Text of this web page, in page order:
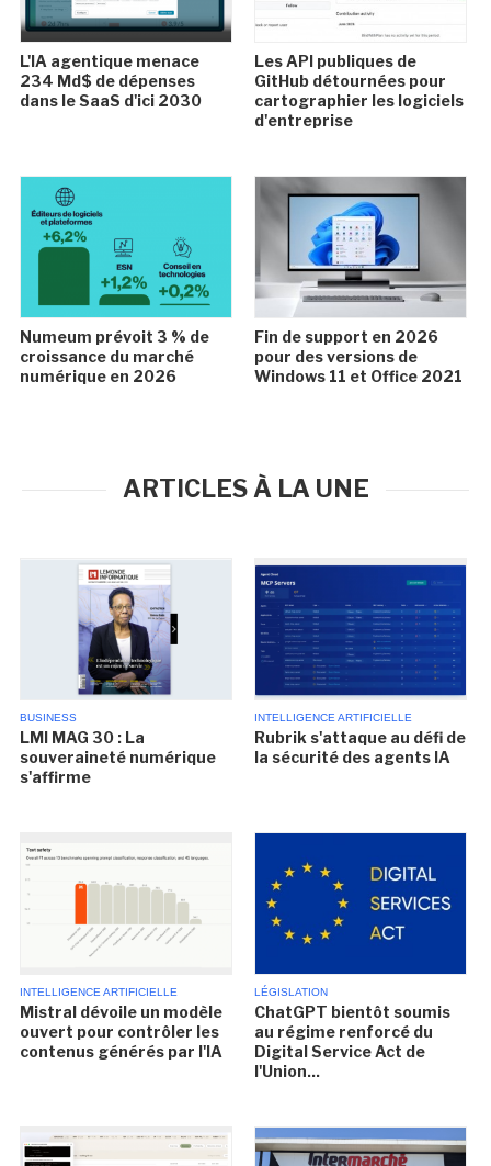
L'IA agentique menace
234 Md$ de dépenses
dans le SaaS d'ici 2030
Les API publiques de
GitHub détournées pour
cartographier les logiciels
d'entreprise
Numeum prévoit 3 % de
croissance du marché
numérique en 2026
Fin de support en 2026
pour des versions de
Windows 11 et Office 2021
ARTICLES À LA UNE
BUSINESS
LMI MAG 30 : La
souveraineté numérique
s'affirme
INTELLIGENCE ARTIFICIELLE
Rubrik s'attaque au défi de
la sécurité des agents IA
INTELLIGENCE ARTIFICIELLE
Mistral dévoile un modèle
ouvert pour contrôler les
contenus générés par l'IA
LÉGISLATION
ChatGPT bientôt soumis
au régime renforcé du
Digital Service Act de
l'Union...